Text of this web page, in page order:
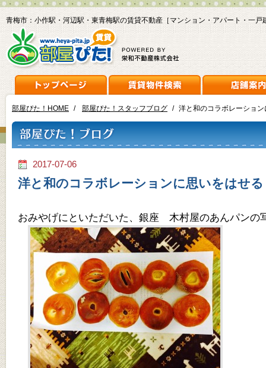
青梅市：小作駅・河辺駅・東青梅駅の賃貸不動産［マンション・アパート・一戸
部屋ぴた！HOME / 部屋ぴた！スタッフブログ / 洋と和のコラボレーショ
2017-07-06
洋と和のコラボレーションに思いをはせる
おみやげにといただいた、銀座 木村屋のあんパンの